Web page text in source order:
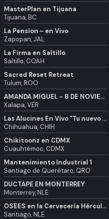
MasterPlan en Tijuana
Tijuana, BC
La Pension - en Vivo
Zapopan, JAL
La Firma en Saltillo
Saltillo, COAH
Sacred Reset Retreat
Tulum, ROO
AMANDA MIGUEL - 8 DE NOVIEMBRE 2025 XALAPA, VER.
Xalapa, VER
Las Alucines En Vivo "Tu nuevo estilo de vida" Tour - Chihuahua
Chihuahua, CHIH
Chikitoonz en CDMX
Cuauhtémoc, CDMX
Mantenimiento Industrial 1
Santiago de Querétaro, QRO
DUCTAPE EN MONTERREY
Monterrey, NLE
OSEES en la Cervecería Hércules
Santiago, NLE